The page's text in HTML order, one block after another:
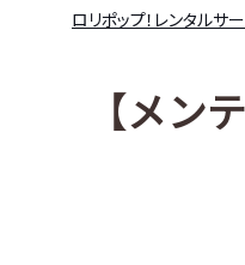
ロリポップ！レンタルサ
【メ